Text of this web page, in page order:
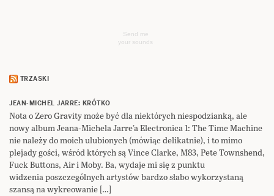
Send me
your sounds
TRZASKI
JEAN-MICHEL JARRE: KRÓTKO
Nota o Zero Gravity może być dla niektórych niespodzianką, ale
nowy album Jeana-Michela Jarre’a Electronica 1: The Time Machine
nie należy do moich ulubionych (mówiąc delikatnie), i to mimo
plejady gości, wśród których są Vince Clarke, M83, Pete Townshend,
Fuck Buttons, Air i Moby. Ba, wydaje mi się z punktu
widzenia poszczególnych artystów bardzo słabo wykorzystaną
szansą na wykreowanie […]